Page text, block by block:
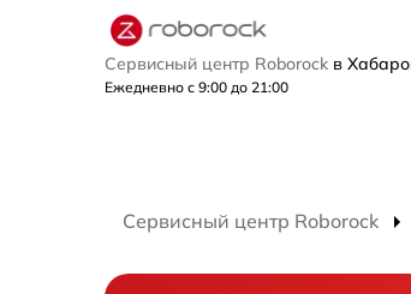
Сервисный центр Roborock в
Ежедневно с 9:00 до 21:00
Сервисный центр Roborock